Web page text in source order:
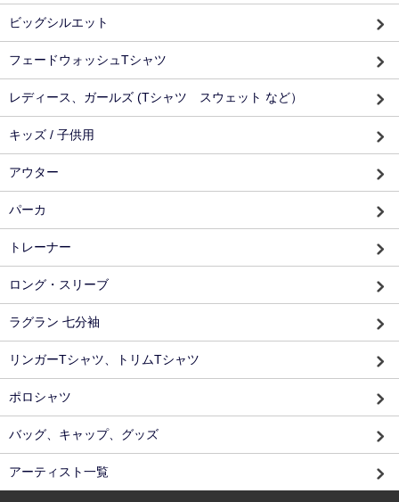
ビッグシルエット
フェードウォッシュTシャツ
レディース、ガールズ (Tシャツ スウェット など）
キッズ / 子供用
アウター
パーカ
トレーナー
ロング・スリーブ
ラグラン 七分袖
リンガーTシャツ、トリムTシャツ
ポロシャツ
バッグ、キャップ、グッズ
アーティスト一覧